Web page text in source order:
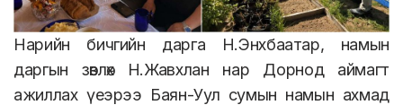
Нарийн бичгийн дарга Н.Энхбаатар, намын
даргын зөвлөх Н.Жавхлан нар Дорнод аймагт
ажиллах үеэрээ Баян-Уул сумын намын ахмад